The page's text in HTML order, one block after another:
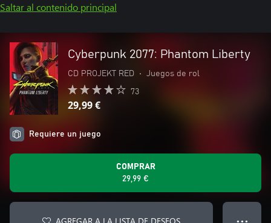
Saltar al contenido principal
Cyberpunk 2077: Phantom Liberty
CD PROJEKT RED • Juegos de rol
73
29,99 €
Requiere un juego
COMPRAR
29,99 €
● ● ●